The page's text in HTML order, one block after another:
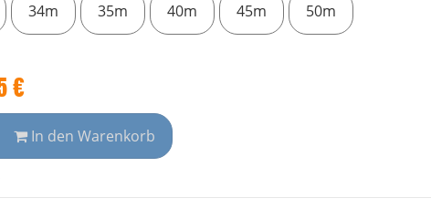
34m 35m 40m 45m 50m
€
In den Warenkorb